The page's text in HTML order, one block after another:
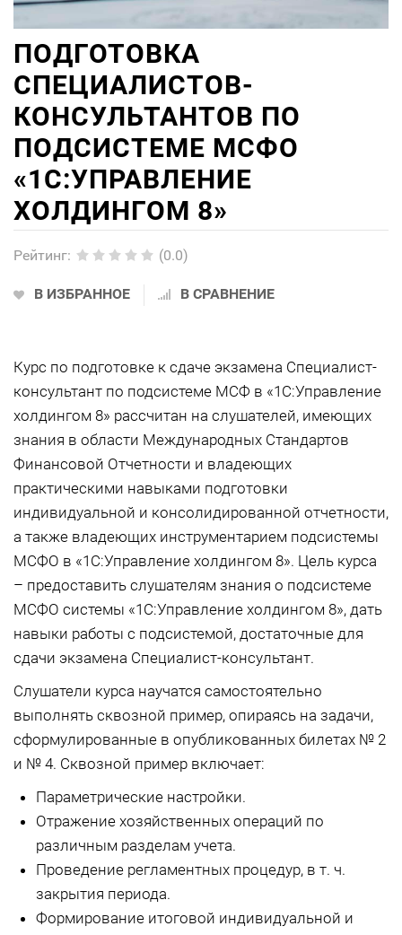
ПОДГОТОВКА
СПЕЦИАЛИСТОВ-
КОНСУЛЬТАНТОВ ПО
ПОДСИСТЕМЕ МСФО
«1С:УПРАВЛЕНИЕ
ХОЛДИНГОМ 8»
Рейтинг: (0.0)
В ИЗБРАННОЕ В СРАВНЕНИЕ
Курс по подготовке к сдаче экзамена Специалист-
консультант по подсистеме МСФ в «1С:Управление
холдингом 8» рассчитан на слушателей, имеющих
знания в области Международных Стандартов
Финансовой Отчетности и владеющих
практическими навыками подготовки
индивидуальной и консолидированной отчетности,
а также владеющих инструментарием подсистемы
МСФО в «1С:Управление холдингом 8». Цель курса
– предоставить слушателям знания о подсистеме
МСФО системы «1С:Управление холдингом 8», дать
навыки работы с подсистемой, достаточные для
сдачи экзамена Специалист-консультант.
Слушатели курса научатся самостоятельно
выполнять сквозной пример, опираясь на задачи,
сформулированные в опубликованных билетах № 2
и № 4. Сквозной пример включает:
Параметрические настройки.
Отражение хозяйственных операций по
различным разделам учета.
Проведение регламентных процедур, в т. ч.
закрытия периода.
Формирование итоговой индивидуальной и